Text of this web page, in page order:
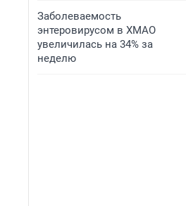
Заболеваемость
энтеровирусом в ХМАО
увеличилась на 34% за
неделю